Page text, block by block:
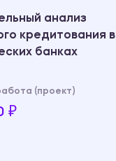
анализ
кредитования в
банках
(проект)
₽